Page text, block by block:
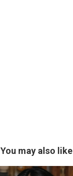
You may also like